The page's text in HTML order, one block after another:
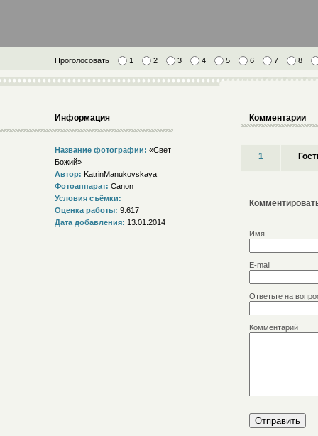
Проголосовать 1 2 3 4 5 6 7 8
Информация
Название фотографии: «Свет
Божий»
Автор: KatrinManukovskaya
Фотоаппарат: Canon
Условия съёмки:
Оценка работы: 9.617
Дата добавления: 13.01.2014
Комментарии
1
Имя
E-mail
Ответьте на
Комментарий